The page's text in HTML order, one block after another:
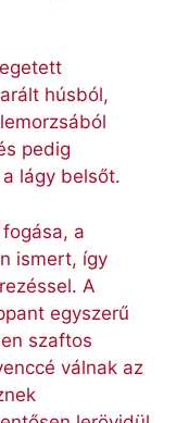
húsból,
pedig
lágy belsőt.
a
ismert, így
A
egyszerű
szaftos
válnak az